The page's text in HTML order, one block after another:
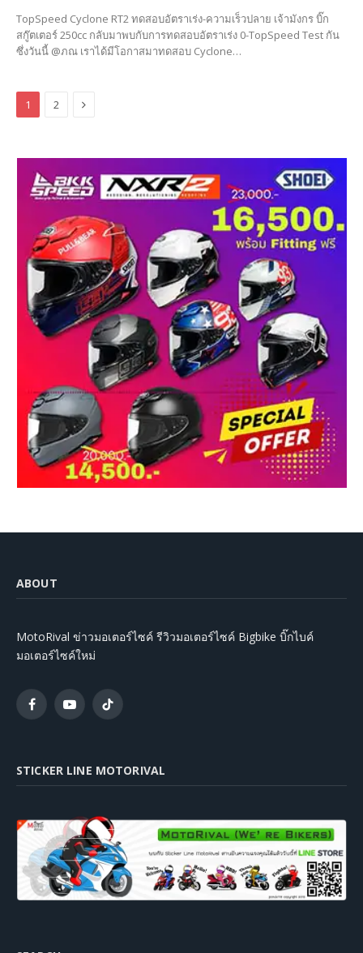
TopSpeed Cyclone RT2 ทดสอบอัตราเร่ง-ความเร็วปลาย เจ้ามังกร บิ๊ก
สกู๊ตเตอร์ 250cc กลับมาพบกับการทดสอบอัตราเร่ง 0-TopSpeed Test กัน
ซึ่งวันนี้ @ภณ เราได้มีโอกาสมาทดสอบ Cyclone…
1 2 Next
ABOUT
MotoRival ข่าวมอเตอร์ไซค์ รีวิวมอเตอร์ไซค์ Bigbike บิ๊กไบค์
มอเตอร์ไซค์ใหม่
FacebookYouTubeTikTok
STICKER LINE MOTORIVAL